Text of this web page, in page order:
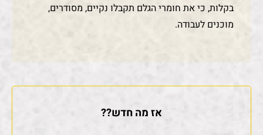
בקלות, כי את חומרי הגלם תקבלו נקיים, מסודרים,
מוכנים לעבודה.
אז מה חדש??